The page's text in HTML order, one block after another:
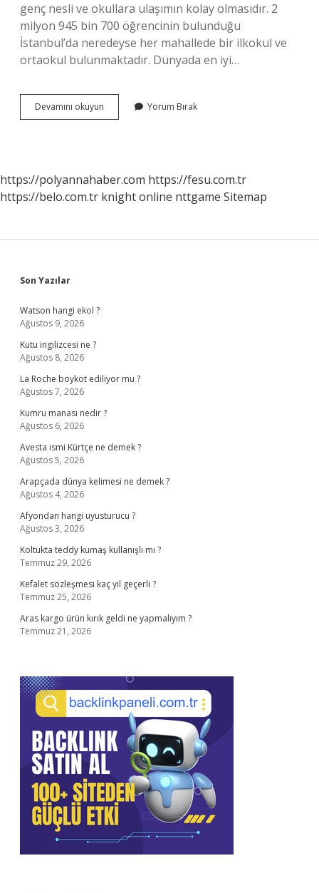
genç nesli ve okullara ulaşımın kolay olmasıdır. 2
milyon 945 bin 700 öğrencinin bulunduğu
İstanbul’da neredeyse her mahallede bir ilkokul ve
ortaokul bulunmaktadır. Dünyada en iyi…
Devamını okuyun Türkiyede
En
Yorum Bırak
https://polyannahaber.com https://fesu.com.tr
https://belo.com.tr knight online nttgame Sitemap
Sidebar
Son Yazılar
Watson hangi ekol ?
Ağustos 9, 2026
Kutu ingilizcesi ne ?
Ağustos 8, 2026
La Roche boykot ediliyor mu ?
Ağustos 7, 2026
Kumru manası nedir ?
Ağustos 6, 2026
Avesta ismi Kürtçe ne demek ?
Ağustos 5, 2026
Arapçada dünya kelimesi ne demek ?
Ağustos 4, 2026
Afyondan hangi uyusturucu ?
Ağustos 3, 2026
Koltukta teddy kumaş kullanışlı mı ?
Temmuz 29, 2026
Kefalet sözleşmesi kaç yıl geçerli ?
Temmuz 25, 2026
Aras kargo ürün kırık geldi ne yapmalıyım ?
Temmuz 21, 2026